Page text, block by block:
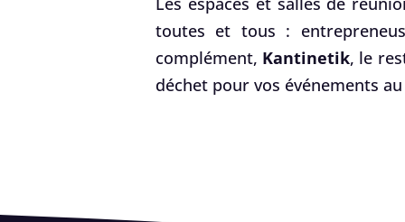
toutes et tous :
complément, Kantinetik, le
déchet pour vos événements